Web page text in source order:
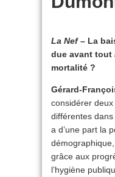
La Nef– La
due avant tout
mortalité ?
Gérard-
considérer
différentes
a d’une part la
démographique,
grâce aux
l’hygiène